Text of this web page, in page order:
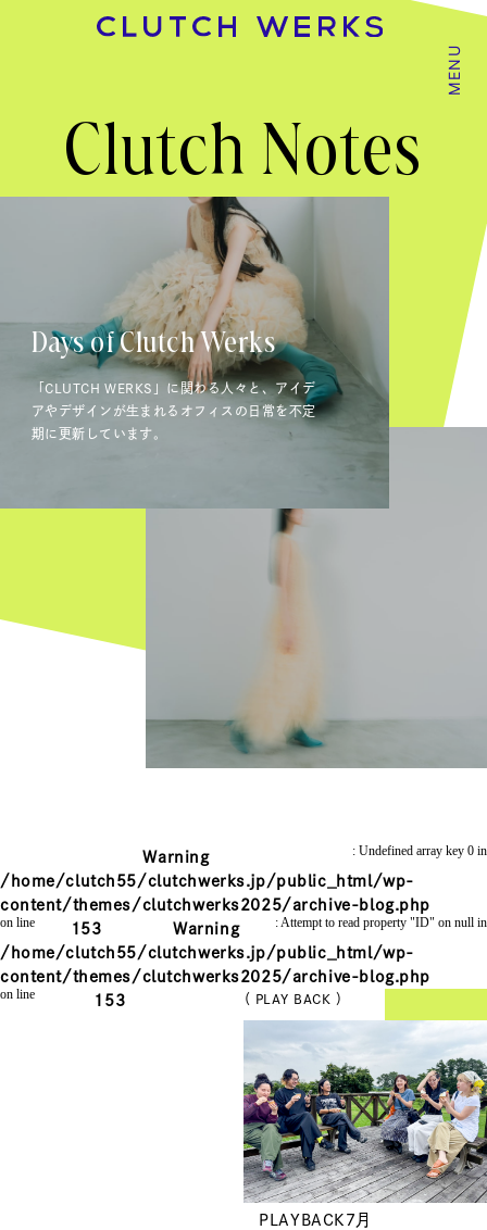
MENU
Clutch Notes
Days of Clutch Werks
「CLUTCH WERKS」に関わる人々と、アイデ
アやデザインが生まれるオフィスの日常を不定
期に更新しています。
Warning : Undefined array key 0 in
/home/clutch55/clutchwerks.jp/public_html/wp-
content/themes/clutchwerks2025/archive-blog.php
on line 153 Warning : Attempt to read property "ID" on null in
/home/clutch55/clutchwerks.jp/public_html/wp-
content/themes/clutchwerks2025/archive-blog.php
on line 153 （ PLAY BACK ）
PLAYBACK7月